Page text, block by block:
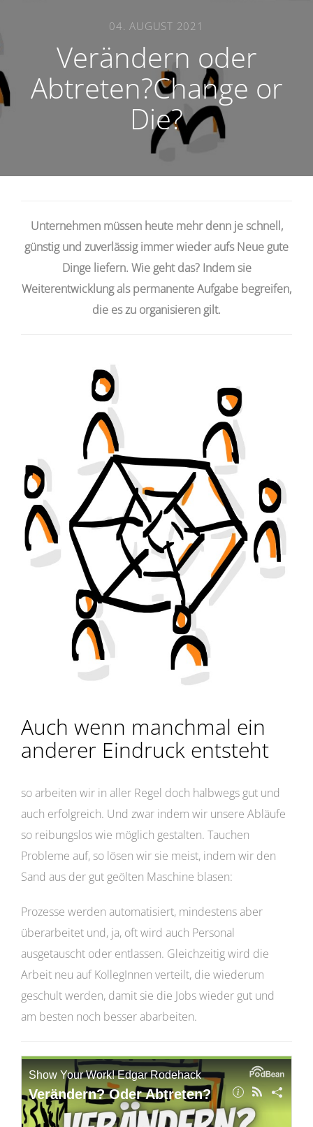
04. AUGUST 2021
Verändern oder
Abtreten?Change or
Die?
Unternehmen müssen heute mehr denn je schnell,
günstig und zuverlässig immer wieder aufs Neue gute
Dinge liefern. Wie geht das? Indem sie
Weiterentwicklung als permanente Aufgabe begreifen,
die es zu organisieren gilt.
Auch wenn manchmal ein
anderer Eindruck entsteht
so arbeiten wir in aller Regel doch halbwegs gut und
auch erfolgreich. Und zwar indem wir unsere Abläufe
so reibungslos wie möglich gestalten. Tauchen
Probleme auf, so lösen wir sie meist, indem wir den
Sand aus der gut geölten Maschine blasen:
Prozesse werden automatisiert, mindestens aber
überarbeitet und, ja, oft wird auch Personal
ausgetauscht oder entlassen. Gleichzeitig wird die
Arbeit neu auf KollegInnen verteilt, die wiederum
geschult werden, damit sie die Jobs wieder gut und
am besten noch besser abarbeiten.